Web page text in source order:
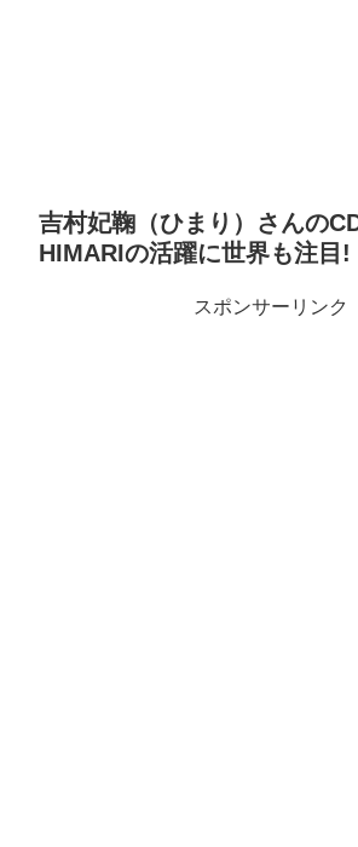
吉村妃鞠（ひまり）さんの
HIMARIの活躍に世界も注目!
スポンサーリンク